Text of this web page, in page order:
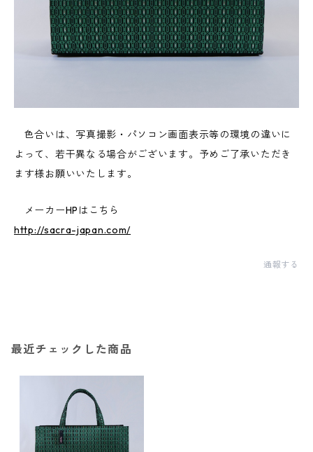
色合いは、写真撮影・パソコン画面表示等の環境の違いに
よって、若干異なる場合がございます。予めご了承いただき
ます様お願いいたします。
メーカーHPはこちら
http://sacra-japan.com/
通報する
最近チェックした商品